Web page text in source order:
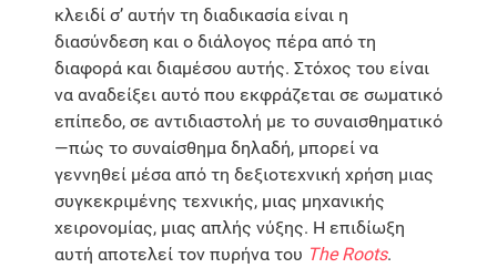
κλειδί σ’ αυτήν τη διαδικασία είναι η
διασύνδεση και ο διάλογος πέρα από τη
διαφορά και διαμέσου αυτής. Στόχος του είναι
να αναδείξει αυτό που εκφράζεται σε σωματικό
επίπεδο, σε αντιδιαστολή με το συναισθηματικό
—πώς το συναίσθημα δηλαδή, μπορεί να
γεννηθεί μέσα από τη δεξιοτεχνική χρήση μιας
συγκεκριμένης τεχνικής, μιας μηχανικής
χειρονομίας, μιας απλής νύξης. Η επιδίωξη
αυτή αποτελεί τον πυρήνα του The Roots.